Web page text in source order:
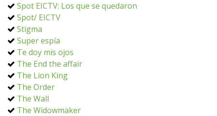
Spot EICTV: Los que se quedaron
Spot/ EICTV
Stigma
Super espía
Te doy mis ojos
The End the affair
The Lion King
The Order
The Wall
The Widowmaker